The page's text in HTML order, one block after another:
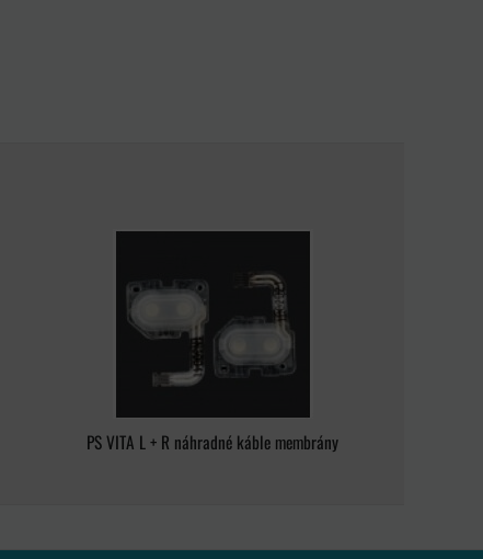
PS VITA L + R náhradné káble membrány